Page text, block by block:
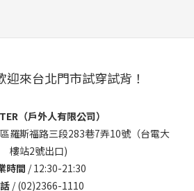
迎來台北門市試穿試背！
（戶外人有限公司）
羅斯福路三段283巷7弄10號（台電大
樓站2號出口)
時間 / 12:30-21:30
/ (02)2366-1110